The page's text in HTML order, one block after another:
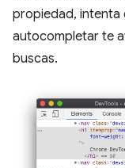
propiedad, intenta
autocompletar te
buscas.